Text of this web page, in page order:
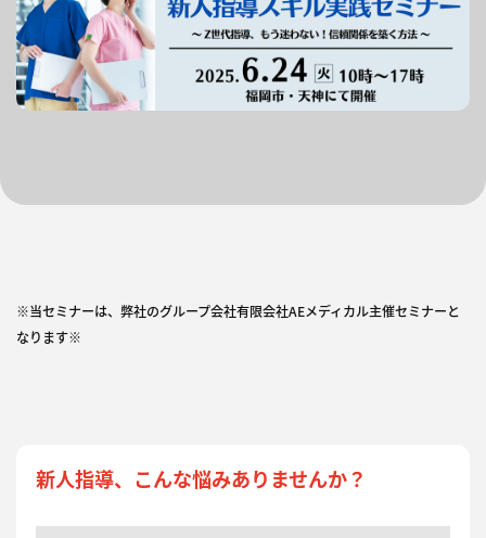
※当セミナーは、弊社のグループ会社有限会社AEメディカル主催セミナーと
なります※
新人指導、こんな悩みありませんか？